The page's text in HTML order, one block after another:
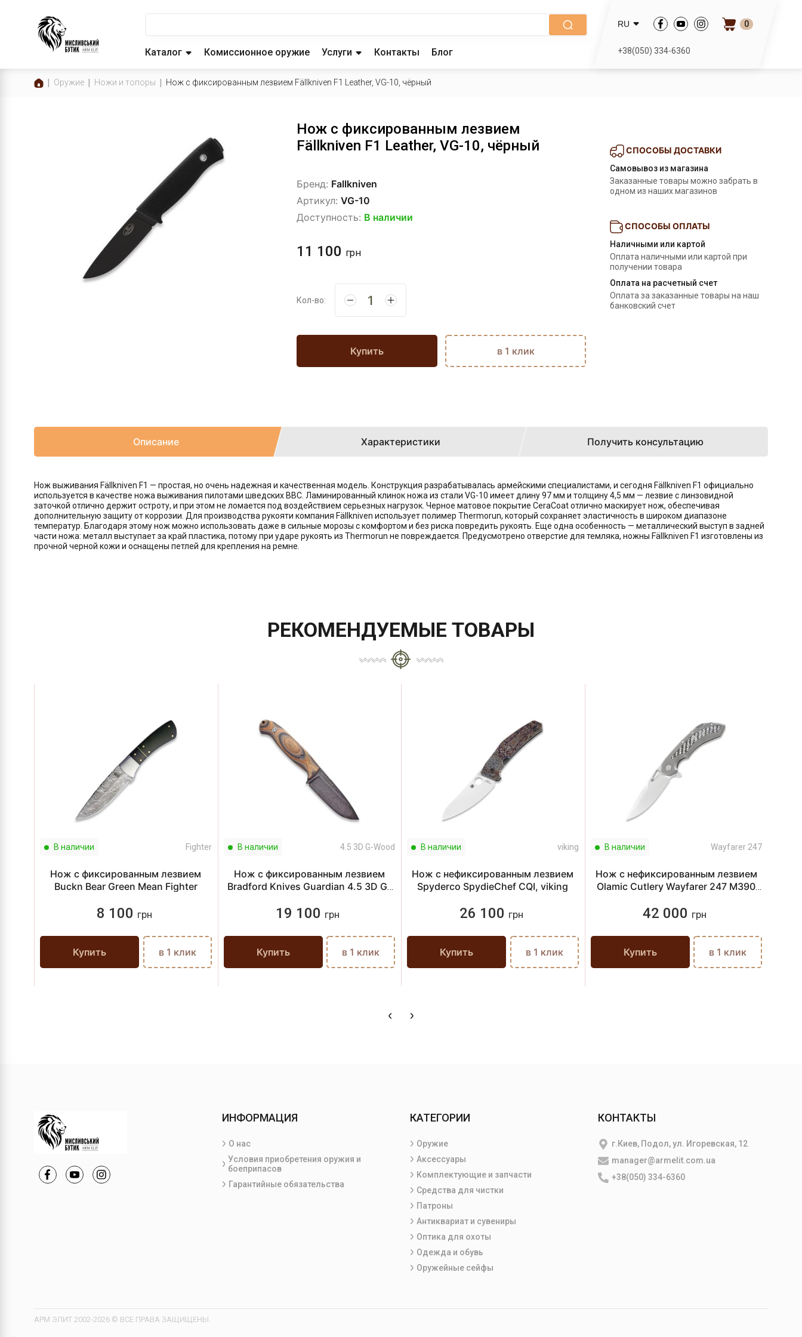
Каталог Комиссионное оружие Услуги Контакты Блог
RU 0
+38(050) 334-6360
Оружие Ножи и топоры Нож с фиксированным лезвием Fällkniven F1 Leather, VG-10, чёрный
Нож с фиксированным лезвием
Fällkniven F1 Leather, VG-10, чёрный
Бренд: Fallkniven
Артикул: VG-10
Доступность: В наличии
11 100 грн
Кол-во:
Купить в 1 клик
СПОСОБЫ ДОСТАВКИ
Самовывоз из магазина
Заказанные товары можно забрать в
одном из наших магазинов
СПОСОБЫ ОПЛАТЫ
Наличными или картой
Оплата наличными или картой при
получении товара
Оплата на расчетный счет
Оплата за заказанные товары на наш
банковский счет
Описание Характеристики Получить консультацию
Нож выживания Fällkniven F1 — простая, но очень надежная и качественная модель. Конструкция разрабатывалась армейскими специалистами, и сегодня Fällkniven F1 официально
используется в качестве ножа выживания пилотами шведских ВВС. Ламинированный клинок ножа из стали VG-10 имеет длину 97 мм и толщину 4,5 мм — лезвие с линзовидной
заточкой отлично держит остроту, и при этом не ломается под воздействием серьезных нагрузок. Черное матовое покрытие CeraCoat отлично маскирует нож, обеспечивая
дополнительную защиту от коррозии. Для производства рукояти компания Fällkniven использует полимер Thermorun, который сохраняет эластичность в широком диапазоне
температур. Благодаря этому нож можно использовать даже в сильные морозы с комфортом и без риска повредить рукоять. Еще одна особенность — металлический выступ в задней
части ножа: металл выступает за край пластика, потому при ударе рукоять из Thermorun не повреждается. Предусмотрено отверстие для темляка, ножны Fällkniven F1 изготовлены из
прочной черной кожи и оснащены петлей для крепления на ремне.
РЕКОМЕНДУЕМЫЕ ТОВАРЫ
В наличии Fighter
Нож с фиксированным лезвием
Buckn Bear Green Mean Fighter
8 100 грн
Купить в 1 клик
В наличии 4.5 3D G-Wood
Нож с фиксированным лезвием
Bradford Knives Guardian 4.5 3D G-
19 100 грн
Купить в 1 клик
В наличии viking
Нож с нефиксированным лезвием
Spyderco SpydieChef CQI, viking
26 100 грн
Купить в 1 клик
В наличии Wayfarer 247
Нож с нефиксированным лезвием
Olamic Cutlery Wayfarer 247 M390
42 000 грн
Купить в 1 клик
ИНФОРМАЦИЯ
О нас
Условия приобретения оружия и
боеприпасов
Гарантийные обязательства
КАТЕГОРИИ
Оружие
Аксессуары
Комплектующие и запчасти
Средства для чистки
Патроны
Антиквариат и сувениры
Оптика для охоты
Одежда и обувь
Оружейные сейфы
КОНТАКТЫ
г.Киев, Подол, ул. Игоревская, 12
manager@armelit.com.ua
+38(050) 334-6360
АРМ ЭЛИТ 2002-2026 © ВСЕ ПРАВА ЗАЩИЩЕНЫ.